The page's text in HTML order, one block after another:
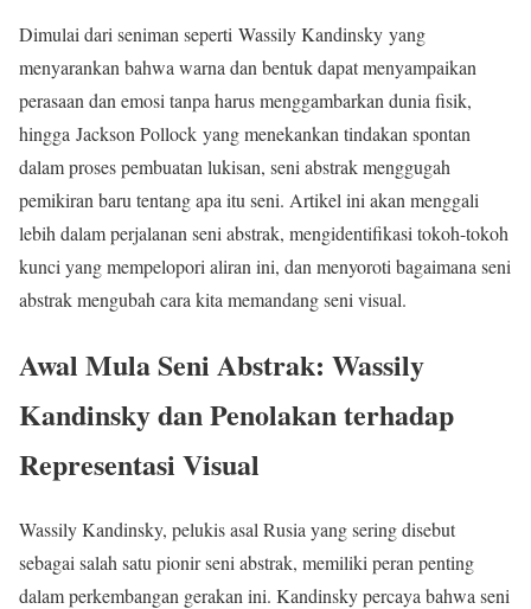
Dimulai dari seniman seperti Wassily Kandinsky yang
menyarankan bahwa warna dan bentuk dapat menyampaikan
perasaan dan emosi tanpa harus menggambarkan dunia fisik,
hingga Jackson Pollock yang menekankan tindakan spontan
dalam proses pembuatan lukisan, seni abstrak menggugah
pemikiran baru tentang apa itu seni. Artikel ini akan menggali
lebih dalam perjalanan seni abstrak, mengidentifikasi tokoh-tokoh
kunci yang mempelopori aliran ini, dan menyoroti bagaimana seni
abstrak mengubah cara kita memandang seni visual.
Awal Mula Seni Abstrak: Wassily
Kandinsky dan Penolakan terhadap
Representasi Visual
Wassily Kandinsky, pelukis asal Rusia yang sering disebut
sebagai salah satu pionir seni abstrak, memiliki peran penting
dalam perkembangan gerakan ini. Kandinsky percaya bahwa seni